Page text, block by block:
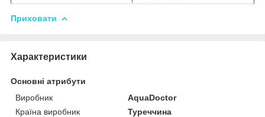
Приховати
Характеристики
Основні атрибути
Виробник
AquaDoctor
Країна виробник
Туреччина